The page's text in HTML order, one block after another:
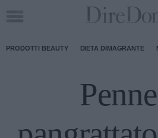
PRODOTTI BEAUTY DIETA DIMAGRANTE